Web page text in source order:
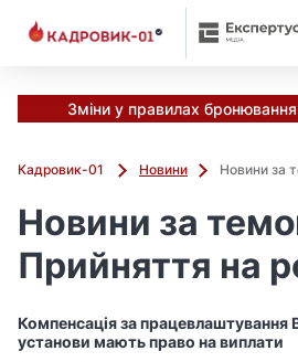
Зміни у правилах
Кадровик-01 Новини Новини за
Новини за
Прийняття на
Компенсація за працевлаштування
установи мають право на виплати